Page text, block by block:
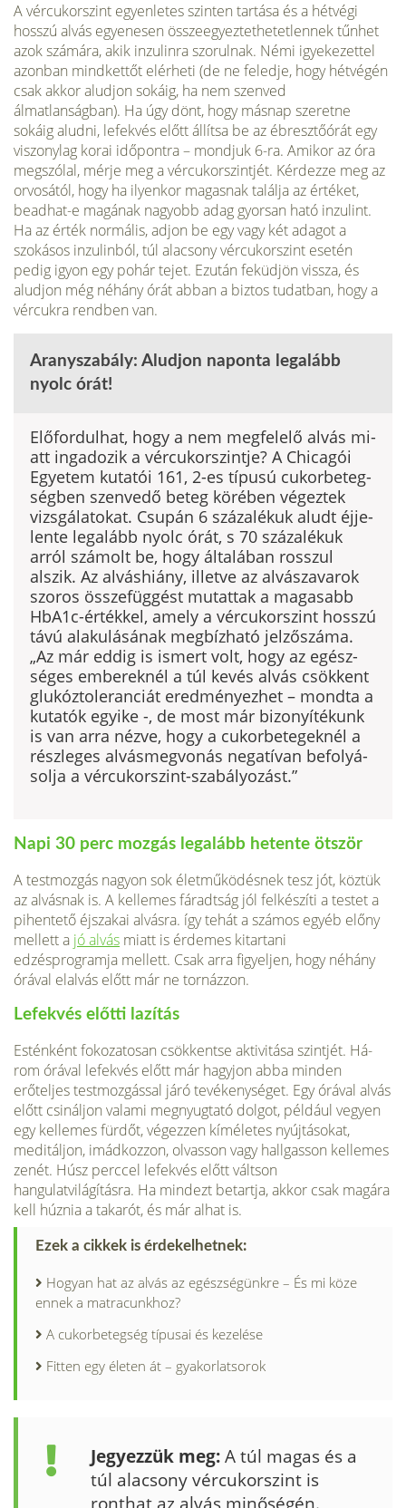
A vércukorszint egyenletes szinten tartása és a hétvégi
hosszú alvás egyenesen összeegyeztethetetlennek tűnhet
azok számára, akik inzulinra szorulnak. Némi igyekezettel
azonban mind­kettőt elérheti (de ne feledje, hogy hétvégén
csak akkor aludjon sokáig, ha nem szenved
álmatlanságban). Ha úgy dönt, hogy másnap szeretne
sokáig aludni, le­fekvés előtt állítsa be az ébresztőórát egy
viszonylag korai időpontra – mondjuk 6-ra. Amikor az óra
megszólal, mérje meg a vércukorszintjét. Kérdezze meg az
orvosától, hogy ha ilyenkor magasnak találja az értéket,
beadhat-e magának nagyobb adag gyorsan ható inzulint.
Ha az érték normális, adjon be egy vagy két adagot a
szokásos inzulinból, túl alacsony vércukorszint esetén
pedig igyon egy pohár tejet. Ezután feküdjön vissza, és
aludjon még néhány órát abban a biztos tudatban, hogy a
vércukra rendben van.
Aranyszabály: Aludjon naponta legalább
nyolc órát!
Előfordulhat, hogy a nem megfelelő alvás mi­
att ingadozik a vércukorszintje? A Chicagói
Egyetem kutatói 161, 2-es típusú cukorbeteg­
ségben szenvedő beteg körében végeztek
vizsgálatokat. Csupán 6 százalékuk aludt éjje­
lente legalább nyolc órát, s 70 százalékuk
arról számolt be, hogy általában rosszul
alszik. Az al­váshiány, illetve az alvászavarok
szoros össze­függést mutattak a magasabb
HbA1c-értékkel, amely a vércukorszint hosszú
távú alakulásá­nak megbízható jelzőszáma.
„Az már eddig is ismert volt, hogy az egész­
séges embereknél a túl kevés alvás csökkent
glukóztoleranciát eredményezhet – mondta a
kutatók egyike -, de most már bizonyítékunk
is van arra nézve, hogy a cukorbetegeknél a
részleges alvásmegvonás negatívan befolyá­
solja a vércukorszint-szabályozást.”
Napi 30 perc mozgás legalább hetente ötször
A testmozgás nagyon sok életműködésnek tesz jót, köztük
az alvásnak is. A kellemes fáradtság jól felkészí­ti a testet a
pihentető éjszakai alvásra. így tehát a számos egyéb előny
mellett a jó alvás miatt is érdemes kitartani
edzésprogramja mellett. Csak arra figyeljen, hogy néhány
órával elalvás előtt már ne tornázzon.
Lefekvés előtti lazítás
Esténként fokozatosan csökkentse aktivitása szintjét. Há­
rom órával lefekvés előtt már hagyjon abba minden
erőteljes testmozgással járó tevékenységet. Egy órával alvás
előtt csináljon valami megnyugtató dolgot, pél­dául vegyen
egy kellemes fürdőt, végezzen kíméletes nyújtásokat,
meditáljon, imádkozzon, olvasson vagy hallgasson kellemes
zenét. Húsz perccel lefekvés előtt váltson
hangulatvilágításra. Ha mindezt betartja, akkor csak magára
kell húznia a takarót, és már alhat is.
Ezek a cikkek is érdekelhetnek:
Hogyan hat az alvás az egészségünkre – És mi köze
ennek a matracunkhoz?
A cukorbetegség típusai és kezelése
Fitten egy életen át – gyakorlatsorok
Jegyezzük meg:A túl magas és a
túl ala­csony vércu­korszint is